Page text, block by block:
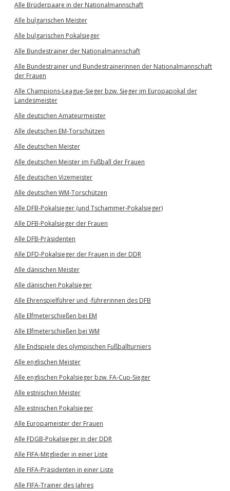
Alle Brüderpaare in der Nationalmannschaft
Alle bulgarischen Meister
Alle bulgarischen Pokalsieger
Alle Bundestrainer der Nationalmannschaft
Alle Bundestrainer und Bundestrainerinnen der Nationalmannschaft
der Frauen
Alle Champions-League-Sieger bzw. Sieger im Europapokal der
Landesmeister
Alle deutschen Amateurmeister
Alle deutschen EM-Torschützen
Alle deutschen Meister
Alle deutschen Meister im Fußball der Frauen
Alle deutschen Vizemeister
Alle deutschen WM-Torschützen
Alle DFB-Pokalsieger (und Tschammer-Pokalsieger)
Alle DFB-Pokalsieger der Frauen
Alle DFB-Präsidenten
Alle DFD-Pokalsieger der Frauen in der DDR
Alle dänischen Meister
Alle dänischen Pokalsieger
Alle Ehrenspielführer und -führerinnen des DFB
Alle Elfmeterschießen bei EM
Alle Elfmeterschießen bei WM
Alle Endspiele des olympischen Fußballturniers
Alle englischen Meister
Alle englischen Pokalsieger bzw. FA-Cup-Sieger
Alle estnischen Meister
Alle estnischen Pokalsieger
Alle Europameister der Frauen
Alle FDGB-Pokalsieger in der DDR
Alle FIFA-Mitglieder in einer Liste
Alle FIFA-Präsidenten in einer Liste
Alle FIFA-Trainer des Jahres